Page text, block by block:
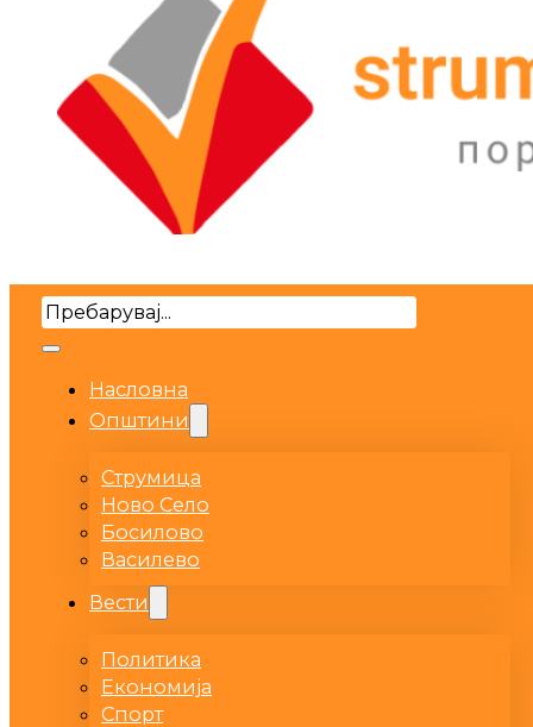
Search
Насловна
Општини
Струмица
Ново Село
Босилово
Василево
Вести
Политика
Економија
Спорт